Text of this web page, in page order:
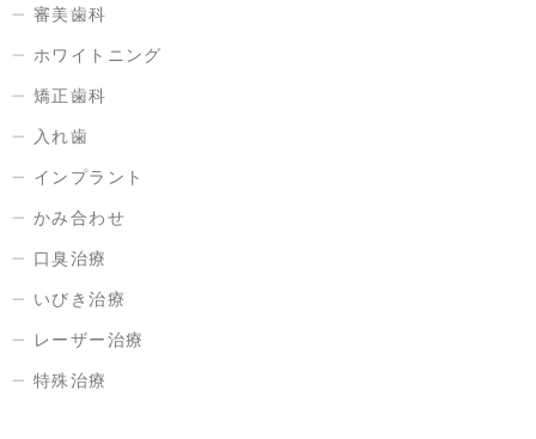
審美歯科
ホワイトニング
矯正歯科
入れ歯
インプラント
かみ合わせ
口臭治療
いびき治療
レーザー治療
特殊治療